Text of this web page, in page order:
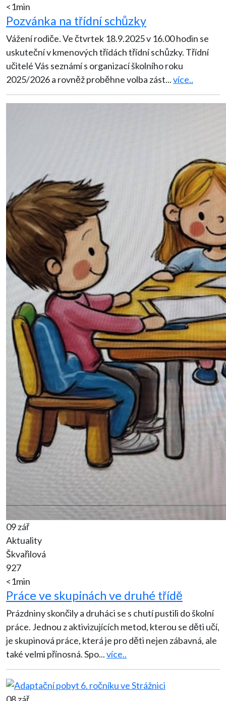
<1min
Pozvánka na třídní schůzky
Vážení rodiče. Ve čtvrtek 18.9.2025 v 16.00 hodin se
uskuteční v kmenových třídách třídní schůzky. Třídní
učitelé Vás seznámí s organizací školního roku
2025/2026 a rovněž proběhne volba zást...více..
09 zář
Aktuality
Škvařilová
927
<1min
Práce ve skupinách ve druhé třídě
Prázdniny skončily a druháci se s chutí pustili do školní
práce. Jednou z aktivizujících metod, kterou se děti učí,
je skupinová práce, která je pro děti nejen zábavná, ale
také velmi přínosná. Spo...více..
08 zář